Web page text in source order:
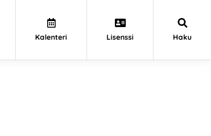
Kalenteri Lisenssi Haku